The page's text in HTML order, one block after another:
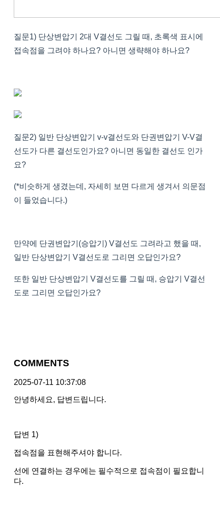
질문1) 단상변압기 2대 V결선도 그릴 때, 초록색 표시에
접속점을 그려야 하나요? 아니면 생략해야 하나요?
질문2) 일반 단상변압기 v-v결선도와 단권변압기 V-V결
선도가 다른 결선도인가요? 아니면 동일한 결선도 인가
요?
(*비슷하게 생겼는데, 자세히 보면 다르게 생겨서 의문점
이 들었습니다.)
만약에 단권변압기(승압기) V결선도 그려라고 했을 때,
일반 단상변압기 V결선도로 그리면 오답인가요?
또한 일반 단상변압기 V결선도를 그릴 때, 승압기 V결선
도로 그리면 오답인가요?
COMMENTS
2025-07-11 10:37:08
안녕하세요, 답변드립니다.
답변 1)
접속점을 표현해주셔야 합니다.
선에 연결하는 경우에는 필수적으로 접속점이 필요합니
다.